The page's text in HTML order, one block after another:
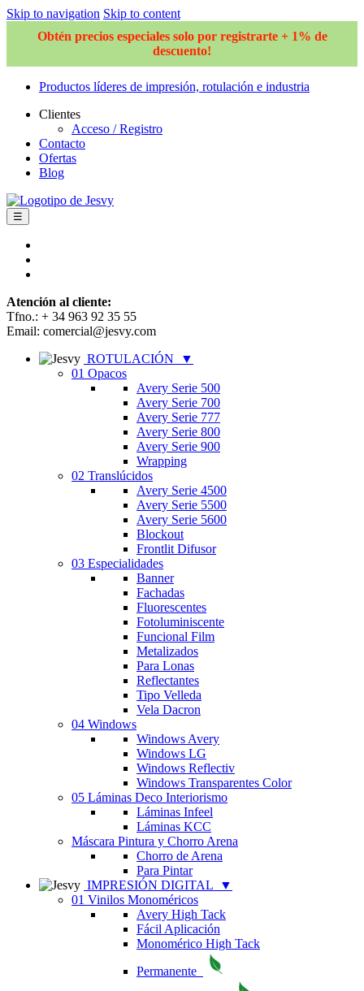
Skip to navigation Skip to content
Obtén precios especiales solo por registrarte + 1% de
descuento!
Productos líderes de impresión, rotulación e industria
Clientes
Acceso / Registro
Contacto
Ofertas
Blog
☰
Atención al cliente:
Tfno.: + 34 963 92 35 55
Email: comercial@jesvy.com
ROTULACIÓN
▼
01 Opacos
Avery Serie 500
Avery Serie 700
Avery Serie 777
Avery Serie 800
Avery Serie 900
Wrapping
02 Translúcidos
Avery Serie 4500
Avery Serie 5500
Avery Serie 5600
Blockout
Frontlit Difusor
03 Especialidades
Banner
Fachadas
Fluorescentes
Fotoluminiscente
Funcional Film
Metalizados
Para Lonas
Reflectantes
Tipo Velleda
Vela Dacron
04 Windows
Windows Avery
Windows LG
Windows Reflectiv
Windows Transparentes Color
05 Láminas Deco Interiorismo
Láminas Infeel
Láminas KCC
Máscara Pintura y Chorro Arena
Chorro de Arena
Para Pintar
IMPRESIÓN DIGITAL
▼
01 Vinilos Monoméricos
Avery High Tack
Fácil Aplicación
Monomérico High Tack
Permanente